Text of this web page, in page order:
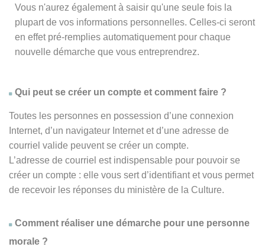
Vous n'aurez également à saisir qu'une seule fois la
plupart de vos informations personnelles. Celles-ci seront
en effet pré-remplies automatiquement pour chaque
nouvelle démarche que vous entreprendrez.
Qui peut se créer un compte et comment faire ?
Toutes les personnes en possession d’une connexion
Internet, d’un navigateur Internet et d’une adresse de
courriel valide peuvent se créer un compte.
L’adresse de courriel est indispensable pour pouvoir se
créer un compte : elle vous sert d’identifiant et vous permet
de recevoir les réponses du ministère de la Culture.
Comment réaliser une démarche pour une personne
morale ?